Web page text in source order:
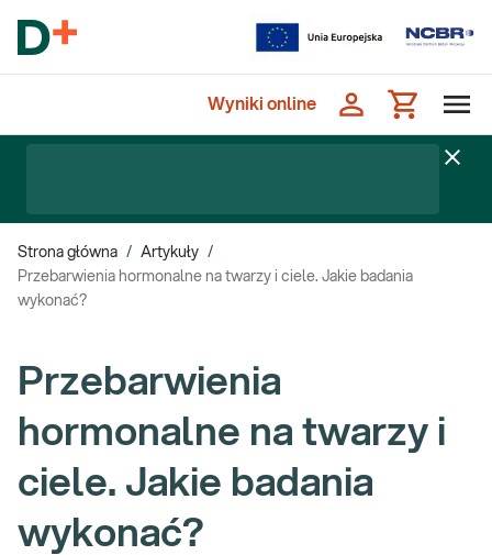
Wyniki online
Strona główna / Artykuły /
Przebarwienia hormonalne na twarzy i ciele. Jakie badania
wykonać?
Przebarwienia
hormonalne na twarzy i
ciele. Jakie badania
wykonać?